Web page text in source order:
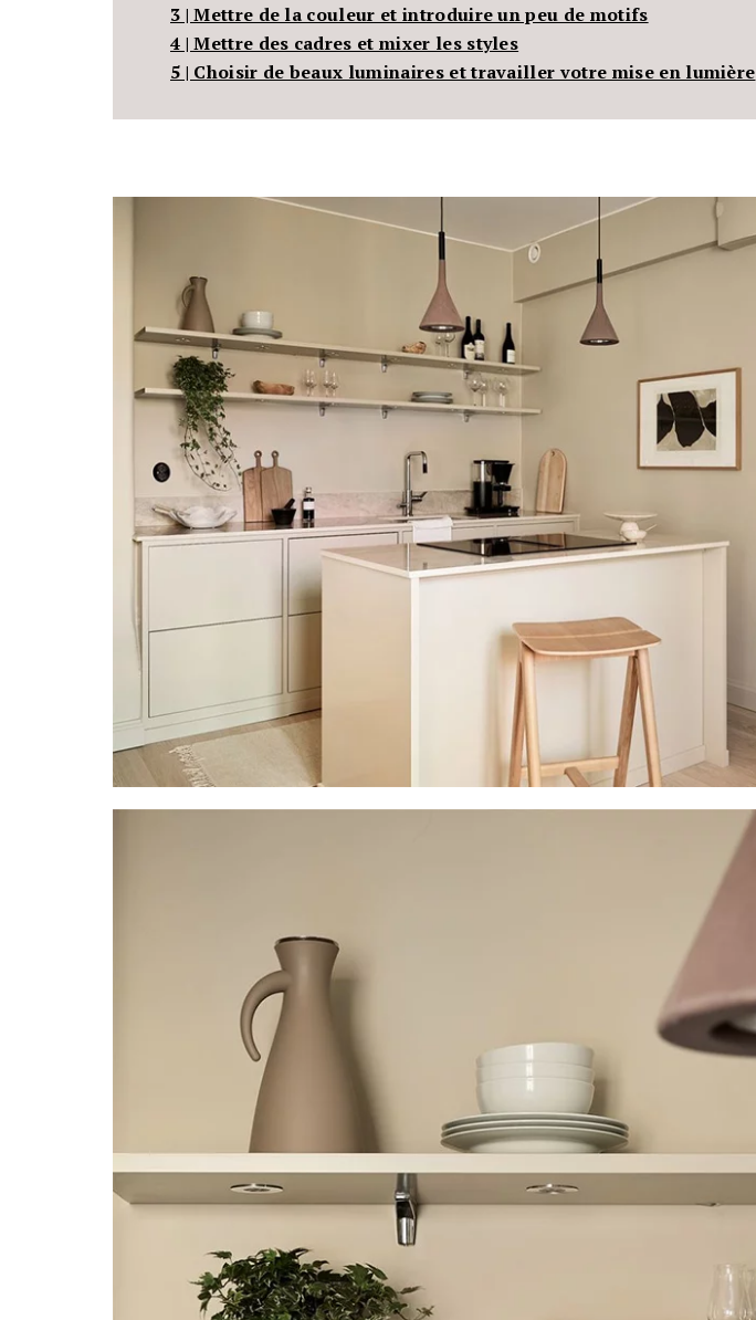
3 | Mettre de la couleur et introduire un peu de motifs
4 | Mettre des cadres et mixer les styles
5 | Choisir de beaux luminaires et travailler votre mise en lumière